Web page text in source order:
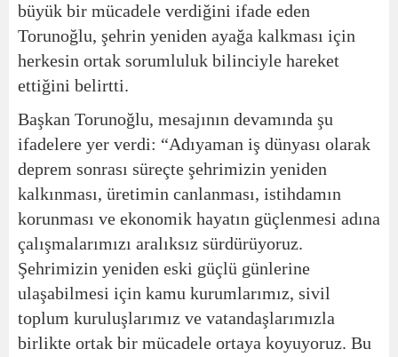
büyük bir mücadele verdiğini ifade eden
Torunoğlu, şehrin yeniden ayağa kalkması için
herkesin ortak sorumluluk bilinciyle hareket
ettiğini belirtti.
Başkan Torunoğlu, mesajının devamında şu
ifadelere yer verdi: “Adıyaman iş dünyası olarak
deprem sonrası süreçte şehrimizin yeniden
kalkınması, üretimin canlanması, istihdamın
korunması ve ekonomik hayatın güçlenmesi adına
çalışmalarımızı aralıksız sürdürüyoruz.
Şehrimizin yeniden eski güçlü günlerine
ulaşabilmesi için kamu kurumlarımız, sivil
toplum kuruluşlarımız ve vatandaşlarımızla
birlikte ortak bir mücadele ortaya koyuyoruz. Bu